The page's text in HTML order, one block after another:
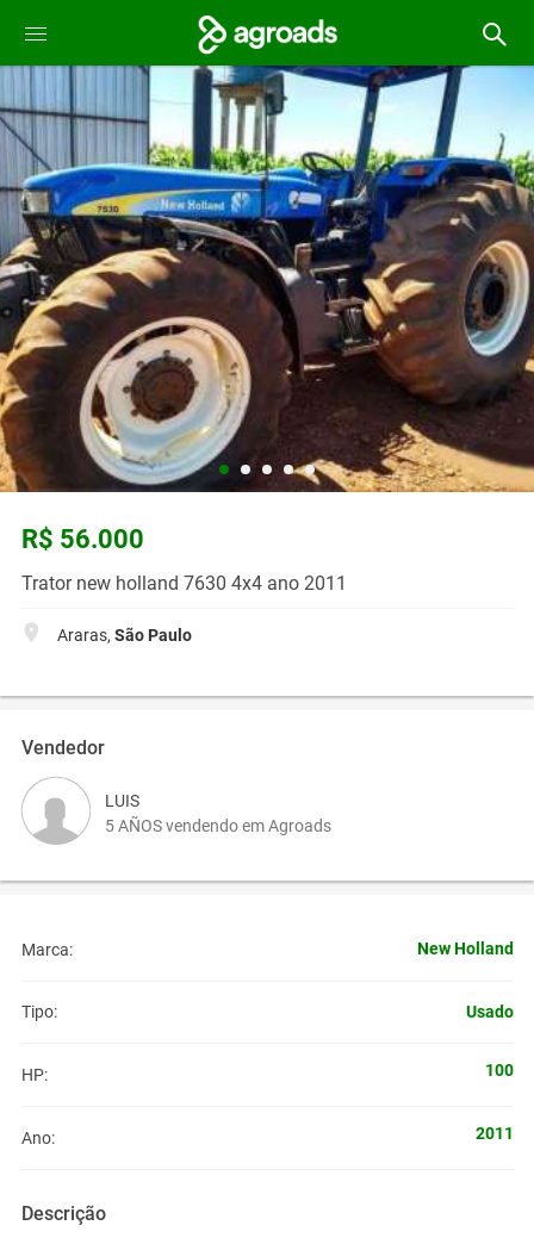
R$ 56.000
Trator new holland 7630 4x4 ano 2011
Araras, São Paulo
Vendedor
LUIS
5 AÑOS vendendo em Agroads
Marca: New Holland
Tipo: Usado
HP: 100
Ano: 2011
Descrição